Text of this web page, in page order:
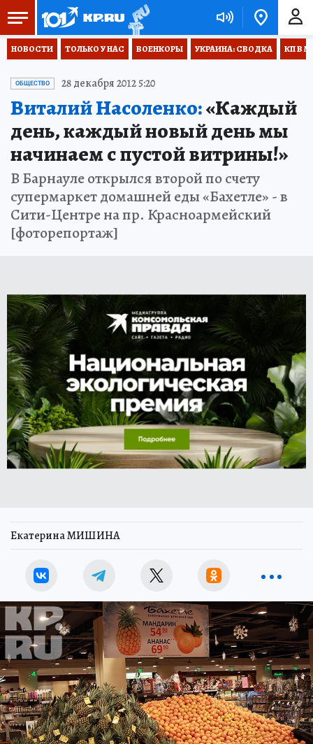
НОВОСТИ ТОЛЬКО У НАС ВОЕНКОРЫ УКРАИНА: СВОДКА КП В
ОБЩЕСТВО 28 декабря 2012 5:20
Виталий Насоленко:«Каждый
день, каждый новый день мы
начинаем с пустой витрины!»
В Барнауле открылся второй по счету
супермаркет домашней еды «Бахетле» - в
Сити-Центре на пр. Красноармейский
[фоторепортаж]
Екатерина МИШИНА